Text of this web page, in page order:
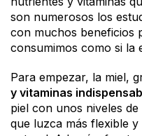
son numerosos los
con muchos beneficios
consumimos como si la
Para empezar, la miel,
y vitaminas
piel con unos niveles
que luzca más flexible